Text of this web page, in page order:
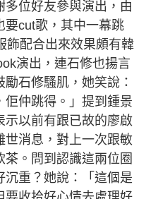
位好友參與演出，由
要cut歌，其中一幕跳
飾配合出來效果頗有韓
演出，連石修也揚言
勵石修騷肌，她笑說：
佢仲跳得。」提到鍾景
示以前有跟已故的廖啟
世消息，對上一次跟敏
。問到認識這兩位圈
沉重？她說：「這個是